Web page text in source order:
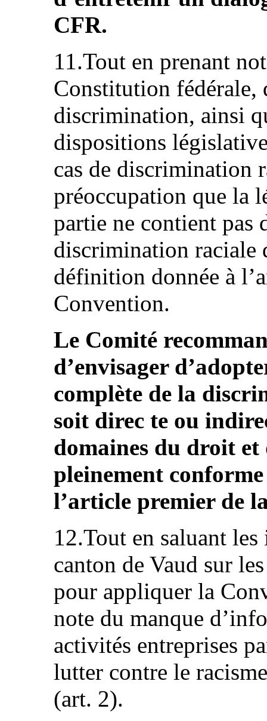
CFR.
11.Tout en prenant
Constitution
discrimination, ainsi
dispositions
cas de discrimination
préoccupation que la
partie ne contient pas
discrimination raciale
définition donnée à
Convention.
Le Comité
d’envisager
complète de la
soit direc te ou
domaines du droit
pleinement
l’article premier de
12.Tout en saluant
canton de Vaud sur
pour appliquer la
note du manque
activités entreprises
lutter contre le
(art. 2).